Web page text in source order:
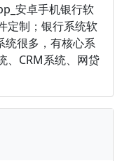
安卓手机银行软
定制；银行系统软
统很多，有核心系
、CRM系统、网贷